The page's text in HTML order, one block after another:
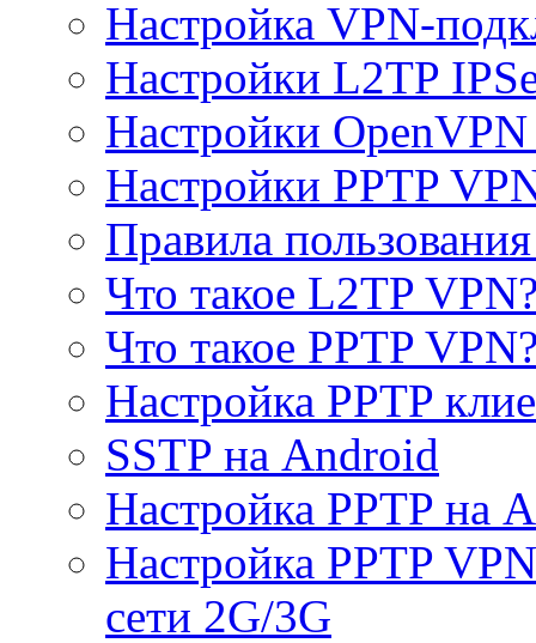
Настройка VPN-
Настройки L2TP
Настройки
Настройки PPTP
Правила
Что такое L2TP
Что такое PPTP
Настройка PPTP
SSTP на Android
Настройка PPTP на
Настройка PPTP
сети 2G/3G